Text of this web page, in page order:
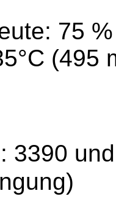
75 %
(495
3390